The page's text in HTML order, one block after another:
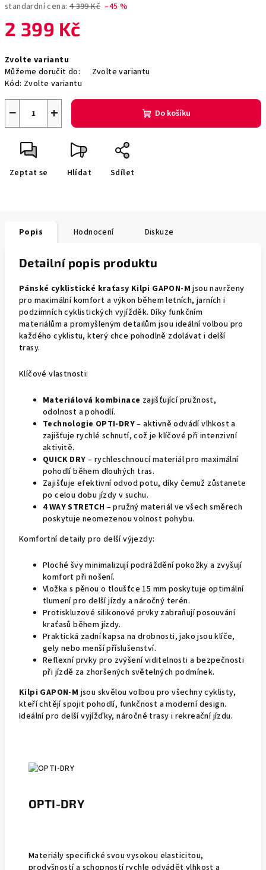
standardní cena: 4 399 Kč –45 %
2 399 Kč
cena:
Zvolte variantu
Můžeme doručit do:
Zvolte variantu
Kód: Zvolte variantu
+
− Do košíku
Zeptat se Hlídat Sdílet
Popis Hodnocení Diskuze
Detailní popis produktu
Pánské cyklistické kraťasy Kilpi GAPON-M jsou navrženy
pro maximální komfort a výkon během letních, jarních i
podzimních cyklistických vyjížděk. Díky funkčním
materiálům a promyšleným detailům jsou ideální volbou pro
každého cyklistu, který chce pohodlně zdolávat i delší
trasy.
Klíčové vlastnosti:
Materiálová kombinace zajišťující pružnost,
odolnost a pohodlí.
Technologie OPTI-DRY– aktivně odvádí vlhkost a
zajišťuje rychlé schnutí, což je klíčové při intenzivní
aktivitě.
QUICK DRY – rychleschnoucí materiál pro maximální
pohodlí během dlouhých tras.
Zajišťuje efektivní odvod potu, díky čemuž zůstanete
po celou dobu jízdy v suchu.
4 WAY STRETCH – pružný materiál ve všech směrech
poskytuje neomezenou volnost pohybu.
Komfortní detaily pro delší výjezdy:
Ploché švy minimalizují podráždění pokožky a zvyšují
komfort při nošení.
Vložka s pěnou o tloušťce 15 mm poskytuje optimální
tlumení pro delší jízdy a náročný terén.
Protiskluzové silikonové prvky zabraňují posouvání
kraťasů během jízdy.
Praktická zadní kapsa na drobnosti, jako jsou klíče,
gely nebo menší příslušenství.
Reflexní prvky pro zvýšení viditelnosti a bezpečnosti
při jízdě za zhoršených světelných podmínek.
Kilpi GAPON-M jsou skvělou volbou pro všechny cyklisty,
kteří chtějí spojit pohodlí, funkčnost a moderní design.
Ideální pro delší vyjížďky, náročné trasy i rekreační jízdu.
OPTI-DRY
Materiály specifické svou vysokou elasticitou,
prodyšností a schopností rychle odvádět vlhkost a